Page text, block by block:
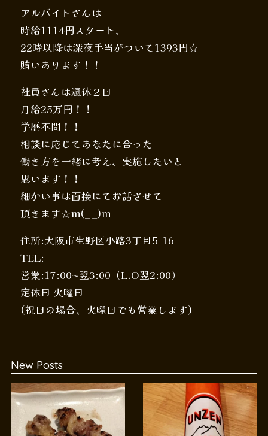
アルバイトさんは
時給1114円スタート、
22時以降は深夜手当がついて1393円☆
賄いあります！！
社員さんは週休２日
月給25万円！！
学歴不問！！
相談に応じてあなたに合った
働き方を一緒に考え、実施したいと
思います！！
細かい事は面接にてお話させて
頂きます☆m(_ _)m
住所:大阪市生野区小路3丁目5-16
TEL:
営業:17:00〜翌3:00（L.O翌2:00）
定休日 火曜日
(祝日の場合、火曜日でも営業します)
New Posts